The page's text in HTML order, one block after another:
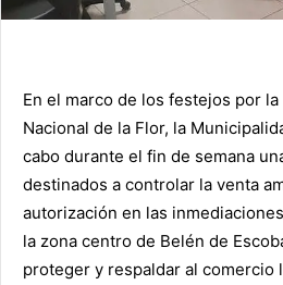
En el marco de los festejos por
Nacional de la Flor, la
cabo durante el fin de semana
destinados a controlar la venta
autorización en las
la zona centro de Belén de
proteger y respaldar al comercio